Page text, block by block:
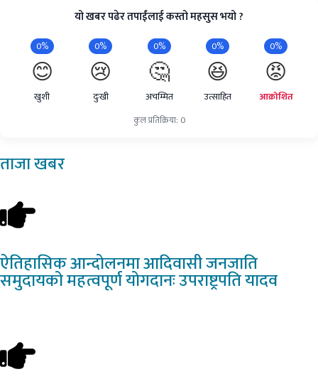
यो खबर पढेर तपाईंलाई कस्तो महसुस भयो ?
0%
😊
खुशी
0%
😢
दुःखी
0%
🤔
अचम्मित
0%
😆
उत्साहित
0%
😡
आक्रोशित
कुल प्रतिक्रिया: 0
ताजाखबर
ऐतिहासिकआन्दोलनमा आदिवासी जनजाति
समुदायको महत्वपूर्ण योगदानः उपराष्ट्रपति यादव